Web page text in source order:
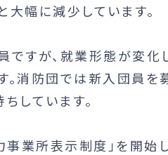
幅に減少しています。
すが、就業形態が変化
消防団では新入団員を
しています。
業所表示制度」を開始